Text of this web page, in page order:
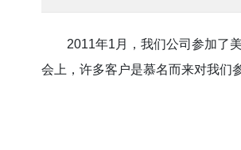
2011年1月，我们公司参加了
会上，许多客户是慕名而来对我们